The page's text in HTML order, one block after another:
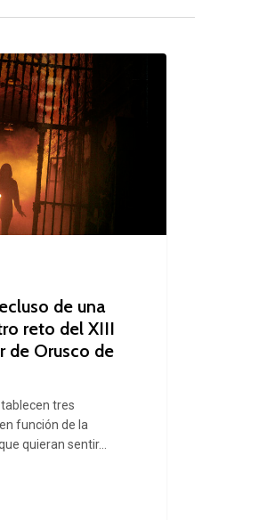
de una
reto del XIII
de Orusco de
tres
función de la
quieran sentir…